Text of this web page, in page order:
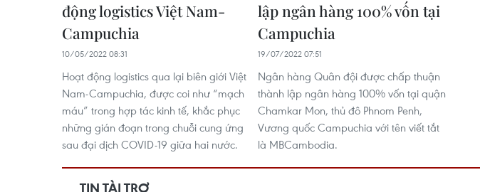
động logistics Việt Nam-
Campuchia
10/05/2022 08:31
Hoạt động logistics qua lại biên giới Việt
Nam-Campuchia, được coi như “mạch
máu” trong hợp tác kinh tế, khắc phục
những gián đoạn trong chuỗi cung ứng
sau đại dịch COVID-19 giữa hai nước.
lập ngân hàng 100% vốn tại
Campuchia
19/07/2022 07:51
Ngân hàng Quân đội được chấp thuận
thành lập ngân hàng 100% vốn tại quận
Chamkar Mon, thủ đô Phnom Penh,
Vương quốc Campuchia với tên viết tắt
là MBCambodia.